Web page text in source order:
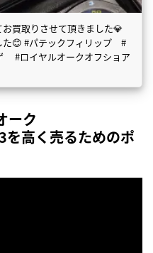
買取りさせて頂きました💎
た😊 #パテックフィリップ #
#ロイヤルオークオフショア
ーク
高く売るためのポ